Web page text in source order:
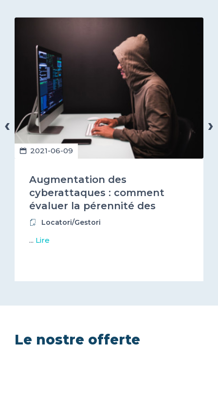
2021-06-09
Augmentation des
cyberattaques : comment
évaluer la pérennité des
entreprises que vous financez
Locatori/Gestori
... Lire
‹ ›
Le nostre offerte